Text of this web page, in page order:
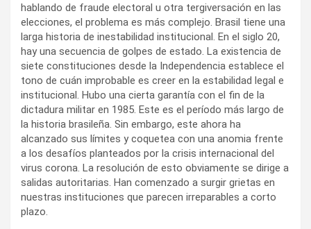
hablando de fraude electoral u otra tergiversación en las
elecciones, el problema es más complejo. Brasil tiene una
larga historia de inestabilidad institucional. En el siglo 20,
hay una secuencia de golpes de estado. La existencia de
siete constituciones desde la Independencia establece el
tono de cuán improbable es creer en la estabilidad legal e
institucional. Hubo una cierta garantía con el fin de la
dictadura militar en 1985. Este es el período más largo de
la historia brasileña. Sin embargo, este ahora ha
alcanzado sus límites y coquetea con una anomia frente
a los desafíos planteados por la crisis internacional del
virus corona. La resolución de esto obviamente se dirige a
salidas autoritarias. Han comenzado a surgir grietas en
nuestras instituciones que parecen irreparables a corto
plazo.